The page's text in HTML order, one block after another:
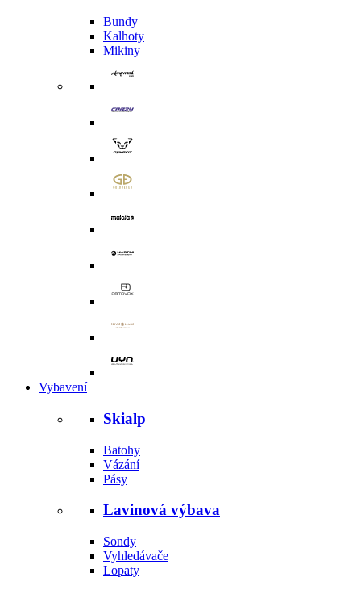
Bundy
Kalhoty
Mikiny
Vybavení
Skialp
Batohy
Vázání
Pásy
Lavinová výbava
Sondy
Vyhledávače
Lopaty